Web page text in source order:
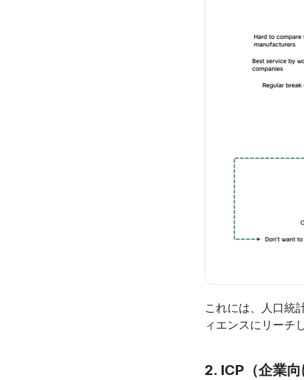
これには、人口統
ィエンスにリーチ
2. ICP（企業向